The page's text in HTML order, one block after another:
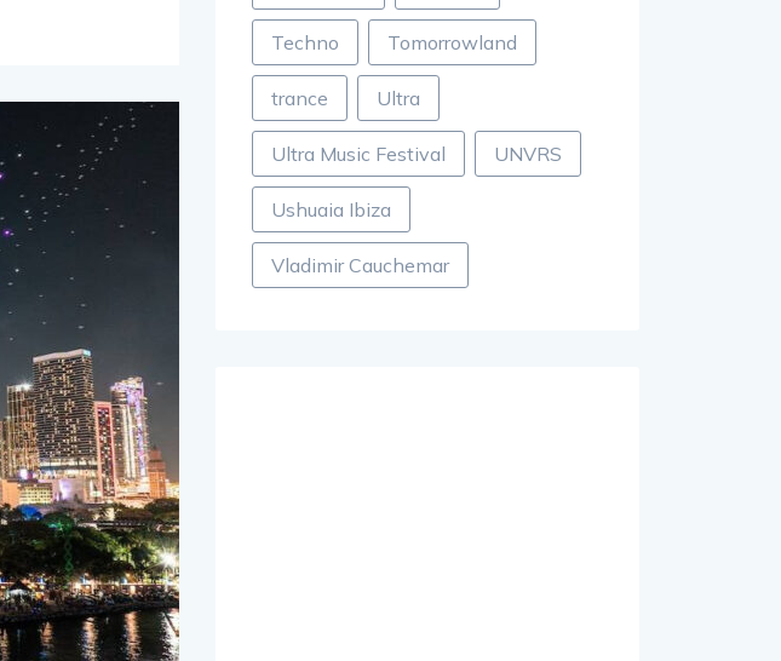
Techno Tomorrowland
trance Ultra
Ultra Music Festival UNVRS
Ushuaia Ibiza
Vladimir Cauchemar